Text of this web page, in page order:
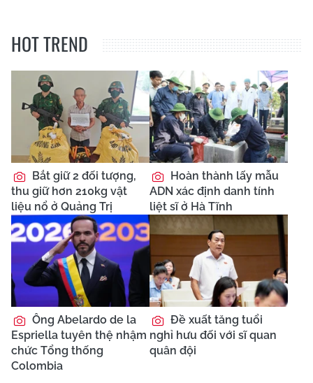
HOT TREND
Bắt giữ 2 đối tượng,
thu giữ hơn 210kg vật
liệu nổ ở Quảng Trị
Hoàn thành lấy mẫu
ADN xác định danh tính
liệt sĩ ở Hà Tĩnh
Ông Abelardo de la
Espriella tuyên thệ nhậm
chức Tổng thống
Colombia
Đề xuất tăng tuổi
nghỉ hưu đối với sĩ quan
quân đội